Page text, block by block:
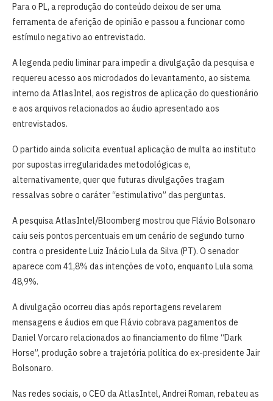
Para o PL, a reprodução do conteúdo deixou de ser uma
ferramenta de aferição de opinião e passou a funcionar como
estímulo negativo ao entrevistado.
A legenda pediu liminar para impedir a divulgação da pesquisa e
requereu acesso aos microdados do levantamento, ao sistema
interno da AtlasIntel, aos registros de aplicação do questionário
e aos arquivos relacionados ao áudio apresentado aos
entrevistados.
O partido ainda solicita eventual aplicação de multa ao instituto
por supostas irregularidades metodológicas e,
alternativamente, quer que futuras divulgações tragam
ressalvas sobre o caráter “estimulativo” das perguntas.
A pesquisa AtlasIntel/Bloomberg mostrou que Flávio Bolsonaro
caiu seis pontos percentuais em um cenário de segundo turno
contra o presidente Luiz Inácio Lula da Silva (PT). O senador
aparece com 41,8% das intenções de voto, enquanto Lula soma
48,9%.
A divulgação ocorreu dias após reportagens revelarem
mensagens e áudios em que Flávio cobrava pagamentos de
Daniel Vorcaro relacionados ao financiamento do filme “Dark
Horse”, produção sobre a trajetória política do ex-presidente Jair
Bolsonaro.
Nas redes sociais, o CEO da AtlasIntel, Andrei Roman, rebateu as